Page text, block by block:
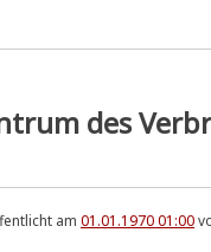
des
am 01.01.1970 01:00